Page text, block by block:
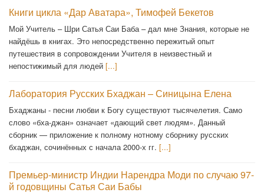
Книги цикла «Дар Аватара», Тимофей Бекетов
Мой Учитель – Шри Сатья Саи Баба – дал мне Знания, которые не
найдёшь в книгах. Это непосредственно пережитый опыт
путешествия в сопровождении Учителя в неизвестный и
непостижимый для людей [...]
Лаборатория Русских Бхаджан – Синицына Елена
Бхаджаны - песни любви к Богу существуют тысячелетия. Само
слово «бха-джан» означает «дающий свет людям». Данный
сборник — приложение к полному нотному сборнику русских
бхаджан, сочинённых с начала 2000-х гг. [...]
Премьер-министр Индии Нарендра Моди по случаю 97-
й годовщины Сатья Саи Бабы